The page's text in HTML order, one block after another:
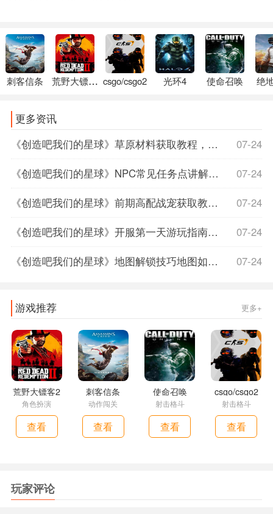
刺客信条 荒野大镖客2 csgo/csgo2 光环4 使命召唤 绝
更多资讯
07-24
《创造吧我们的星球》草原材料获取教程，创造吧我们的星球下载，创造我的星球作文
07-24
《创造吧我们的星球》NPC常见任务点讲解，创造吧我们的星球苹果上线时间
07-24
《创造吧我们的星球》前期高配战宠获取教程高配战宠如何获取，创造吧我们的星球什么时候上线
07-24
《创造吧我们的星球》开服第一天游玩指南，创造吧我们的星球正式服上线时间
07-24
《创造吧我们的星球》地图解锁技巧地图如何解锁，创造吧我们的星球什么时候上线
游戏推荐 更多+
荒野大镖客2
角色扮演
查看
刺客信条
动作闯关
查看
使命召唤
射击格斗
查看
csgo/csgo2
射击格斗
查看
玩家评论